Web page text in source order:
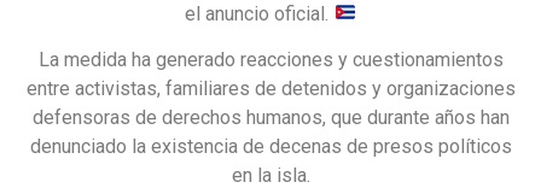
el anuncio oficial.
La medida ha generado reacciones y cuestionamientos
entre activistas, familiares de detenidos y organizaciones
defensoras de derechos humanos, que durante años han
denunciado la existencia de decenas de presos políticos
en la isla.